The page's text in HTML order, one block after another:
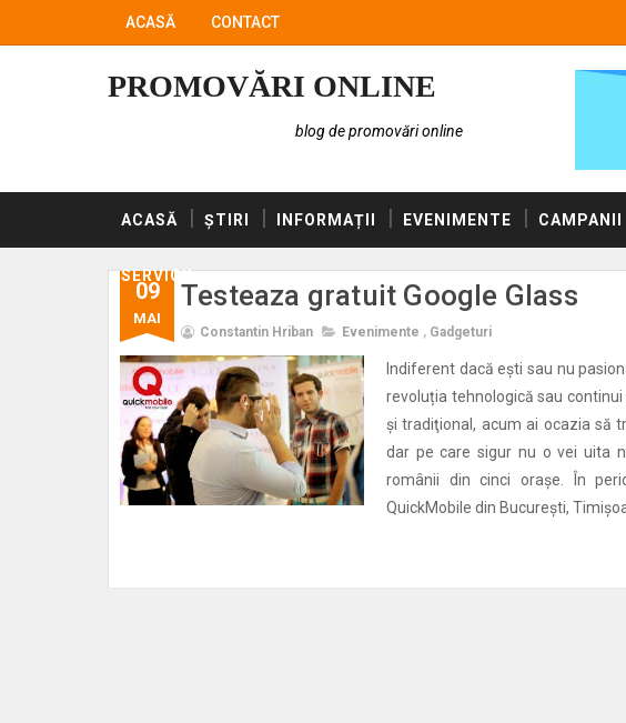
ACASĂ CONTACT
PROMOVĂRI ONLINE
blog de promovări online
ACASĂ ȘTIRI INFORMAȚII EVENIMENTE CAMPANII
SERVICII
09
MAI
Testeaza gratuit Google Glass
Constantin Hriban Evenimente , Gadgeturi
Indiferent dacă ești sau nu
revoluția tehnologică sau
și tradiţional, acum ai ocazia să
dar pe care sigur nu o vei uita
românii din cinci orașe. În
QuickMobile din București,